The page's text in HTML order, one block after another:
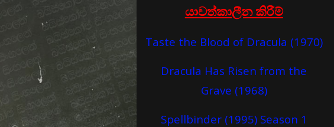
යාවත්කාලීන කිරීම්
Taste the Blood of Dracula (1970)
Dracula Has Risen from the
Grave (1968)
Spellbinder (1995) Season 1